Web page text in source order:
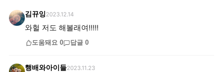
김뀨잉2023.12.14
와헐 저도 해볼래여!!!!!
도움돼요 0 답글 0
행배와아이들2023.11.23